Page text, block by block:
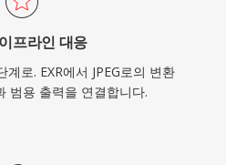
프라인 대응
로. EXR에서 JPEG로의 변환
범용 출력을 연결합니다.